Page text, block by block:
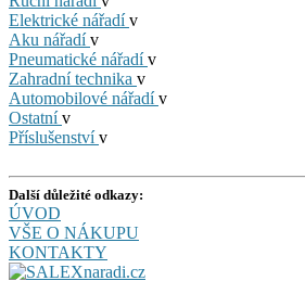
Elektrické nářadív
Aku nářadív
Pneumatické nářadív
Zahradní technika v
Automobilové nářadív
Ostatnív
Příslušenstvív
Další důležité odkazy:
ÚVOD
VŠE O NÁKUPU
KONTAKTY